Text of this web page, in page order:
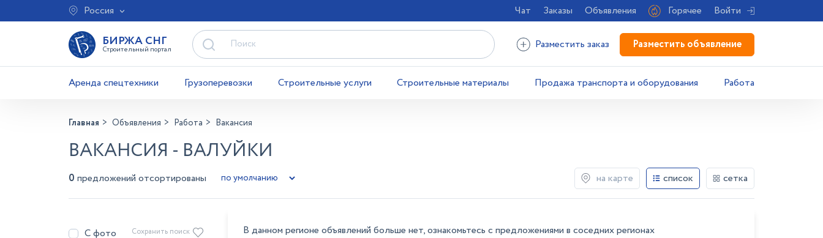
Россия Чат Заказы Объявления Горячее Войти
БИРЖА СНГ
Строительный портал Разместить заказ Разместить объявление
Аренда спецтехники Грузоперевозки Строительные услуги Строительные материалы Продажа транспорта и оборудования Работа
Главная Объявления Работа Вакансия
ВАКАНСИЯ - ВАЛУЙКИ
0 предложений отсортированы на карте список сетка
С фото
Сохранить поиск В данном регионе объявлений больше нет, ознакомьтесь с предложениями в соседних регионах